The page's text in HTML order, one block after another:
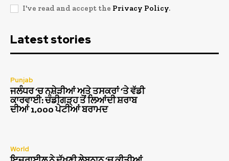
I've read and accept the Privacy Policy.
Latest stories
Punjab
ਜਲੰਧਰ ‘ਚ ਨਸ਼ੇੜੀਆਂ ਅਤੇ ਤਸਕਰਾਂ ‘ਤੇ ਵੱਡੀ
ਕਾਰਵਾਈ: ਚੰਡੀਗੜ੍ਹ ਤੋਂ ਲਿਆਂਦੀ ਸ਼ਰਾਬ
ਦੀਆਂ 1,000 ਪੇਟੀਆਂ ਬਰਾਮਦ
World